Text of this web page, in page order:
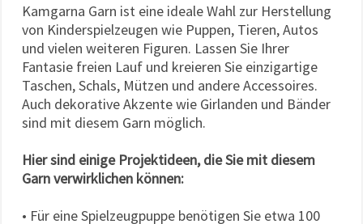
Kamgarna Garn ist eine ideale Wahl zur Herstellung
von Kinderspielzeugen wie Puppen, Tieren, Autos
und vielen weiteren Figuren. Lassen Sie Ihrer
Fantasie freien Lauf und kreieren Sie einzigartige
Taschen, Schals, Mützen und andere Accessoires.
Auch dekorative Akzente wie Girlanden und Bänder
sind mit diesem Garn möglich.
Hier sind einige Projektideen, die Sie mit diesem
Garn verwirklichen können:
• Für eine Spielzeugpuppe benötigen Sie etwa 100